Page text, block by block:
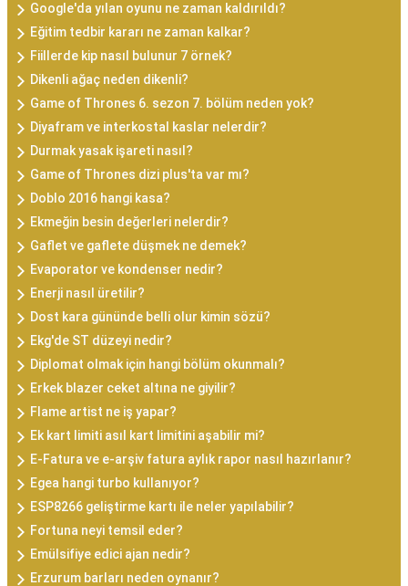
Google'da yılan oyunu ne zaman kaldırıldı?
Eğitim tedbir kararı ne zaman kalkar?
Fiillerde kip nasıl bulunur 7 örnek?
Dikenli ağaç neden dikenli?
Game of Thrones 6. sezon 7. bölüm neden yok?
Diyafram ve interkostal kaslar nelerdir?
Durmak yasak işareti nasıl?
Game of Thrones dizi plus'ta var mı?
Doblo 2016 hangi kasa?
Ekmeğin besin değerleri nelerdir?
Gaflet ve gaflete düşmek ne demek?
Evaporator ve kondenser nedir?
Enerji nasıl üretilir?
Dost kara gününde belli olur kimin sözü?
Ekg'de ST düzeyi nedir?
Diplomat olmak için hangi bölüm okunmalı?
Erkek blazer ceket altına ne giyilir?
Flame artist ne iş yapar?
Ek kart limiti asıl kart limitini aşabilir mi?
E-Fatura ve e-arşiv fatura aylık rapor nasıl hazırlanır?
Egea hangi turbo kullanıyor?
ESP8266 geliştirme kartı ile neler yapılabilir?
Fortuna neyi temsil eder?
Emülsifiye edici ajan nedir?
Erzurum barları neden oynanır?